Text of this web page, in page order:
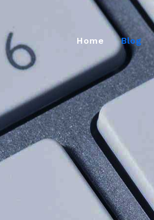
Home Blog